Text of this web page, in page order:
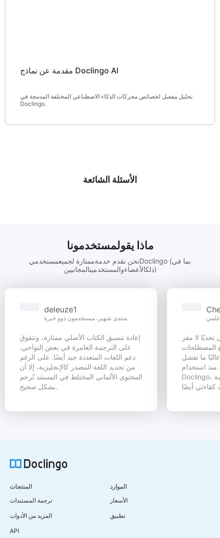
مقدمة عن نماذج Doclingo AI
تحليل مفصل لخصائص محركات الذكاء الاصطناعي المختلفة المدمجة في
Doclingo.
الأسئلة الشائعة
ماذا يقولمستخدمونا
نحن نقدم خدمةممتازة لجميعمستخدميDoclingo (بما في
ذلكالأعضاءوالمستخدمينالمجانيين)
deleuze1
منتدى شهير، مستخدمون ذوو خبرة
إعادة تنسيق الكتاب الأصلي ممتازة، وتتفوق
على الترجمة الغامرة في بعض النواحي.
دعم اللغات المتعددة جيد أيضًا. على الرغم
من تحديد اللغة المصدر كالإنجليزية، إلا أن
المحتوى الألماني المختلط في المستند تُرجم
بشكل صحيح.
تحديًا لا مفر
المصطلحات
ما تفشل
منذ استخدام
Doclingo، لم أحل مشكلة دقة الترجمة
المنتجات
ترجمة المستندات
المزيد من الأدوات
API
الموارد
الأسعار
تطبيق